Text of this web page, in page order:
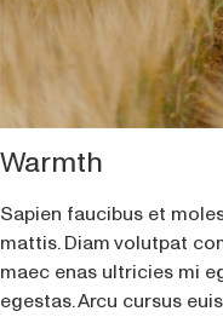
Warmth
Sapien faucibus et
mattis. Diam volutpat
maec enas ultricies mi
egestas. Arcu cursus